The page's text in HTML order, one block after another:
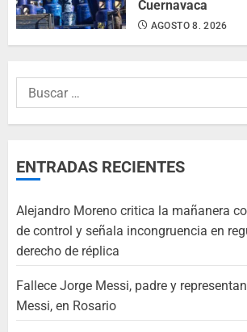
Cuernavaca
AGOSTO 8, 2026
ENTRADAS RECIENTES
Alejandro Moreno critica la mañanera
de control y señala incongruencia en
derecho de réplica
Fallece Jorge Messi, padre y
Messi, en Rosario